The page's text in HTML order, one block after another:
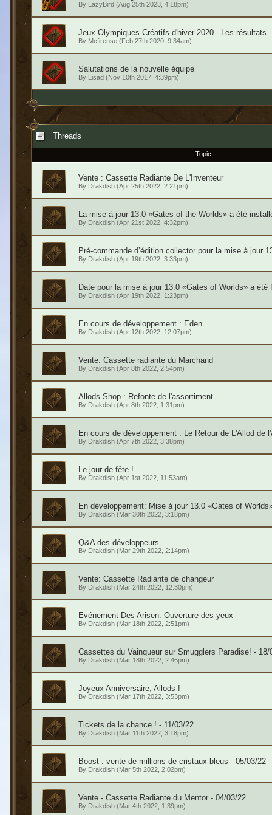
By LazyBird (Aug 25th 2023, 4:18pm)
Jeux Olympiques Créatifs d'hiver 2020 - Les résultats
By Mcfirense(Feb 27th 2020, 9:34am)
Salutations de la nouvelle équipe
By Lisad (Nov 10th 2017, 4:39pm)
Threads
Topic
Vente : Cassette Radiante De L'Inventeur
By Drakdish(Apr 25th 2022, 2:21pm)
La mise à jour 13.0 «Gates of the Worlds» a été
By Drakdish(Apr 21st 2022, 4:32pm)
Pré-commande d’édition collector pour la mise à jour
By Drakdish(Apr 19th 2022, 3:33pm)
Date pour la mise à jour 13.0 «Gates of Worlds» a été
By Drakdish(Apr 19th 2022, 1:23pm)
En cours de développement : Eden
By Drakdish(Apr 12th 2022, 12:07pm)
Vente: Cassette radiante du Marchand
By Drakdish(Apr 8th 2022, 2:54pm)
Allods Shop : Refonte de l'assortiment
By Drakdish(Apr 8th 2022, 1:31pm)
En cours de développement : Le Retour de L'Allod de
By Drakdish(Apr 7th 2022, 3:38pm)
Le jour de fête !
By Drakdish(Apr 1st 2022, 11:53am)
En développement: Mise à jour 13.0 «Gates of
By Drakdish(Mar 30th 2022, 3:18pm)
Q&A des développeurs
By Drakdish(Mar 29th 2022, 2:14pm)
Vente: Cassette Radiante de changeur
By Drakdish(Mar 24th 2022, 12:30pm)
Événement Des Arisen: Ouverture des yeux
By Drakdish(Mar 18th 2022, 2:51pm)
Cassettes du Vainqueur sur Smugglers Paradise! - 18/
By Drakdish(Mar 18th 2022, 2:46pm)
Joyeux Anniversaire, Allods !
By Drakdish(Mar 17th 2022, 3:53pm)
Tickets de la chance ! - 11/03/22
By Drakdish(Mar 11th 2022, 3:18pm)
Boost : vente de millions de cristaux bleus - 05/03/22
By Drakdish(Mar 5th 2022, 2:02pm)
Vente - Cassette Radiante du Mentor - 04/03/22
By Drakdish(Mar 4th 2022, 1:39pm)